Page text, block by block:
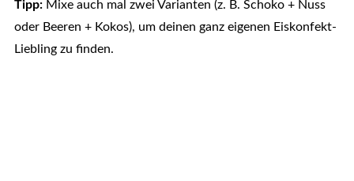
Tipp:Mixe auch mal zwei Varianten (z. B. Schoko + Nuss
oder Beeren + Kokos), um deinen ganz eigenen Eiskonfekt-
Liebling zu finden.